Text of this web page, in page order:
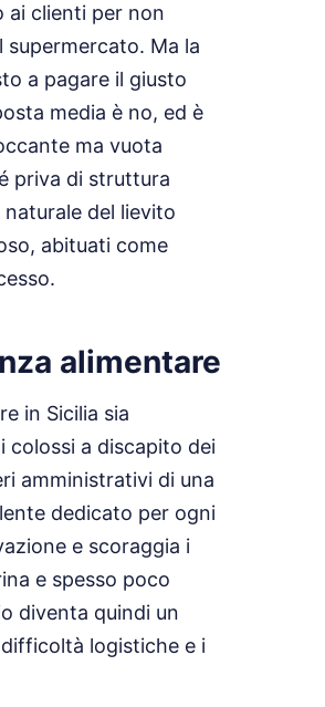
ai clienti per non
Ma la
a pagare il giusto
media è no, ed è
ma vuota
priva di struttura
del lievito
abituati come
alimentare
in Sicilia sia
colossi a discapito dei
amministrativi di una
dedicato per ogni
e scoraggia i
e spesso poco
diventa quindi un
logistiche e i